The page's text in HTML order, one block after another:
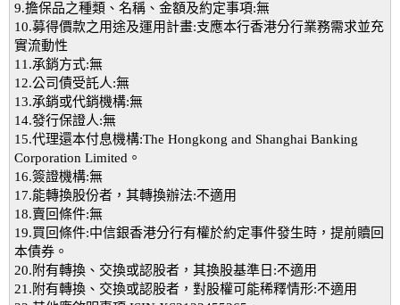
9.擔保品之種類、名稱、金額及約定事項:無
10.募得價款之用途及運用計畫:支應本行香港分行業務需求並充
實流動性
11.承銷方式:無
12.公司債受託人:無
13.承銷或代銷機構:無
14.發行保證人:無
15.代理還本付息機構:The Hongkong and Shanghai Banking
Corporation Limited。
16.簽證機構:無
17.能轉換股份者，其轉換辦法:不適用
18.賣回條件:無
19.買回條件:中信銀香港分行有權於約定事件發生時，提前贖回
本債券。
20.附有轉換、交換或認股者，其換股基準日:不適用
21.附有轉換、交換或認股者，對股權可能稀釋情形:不適用